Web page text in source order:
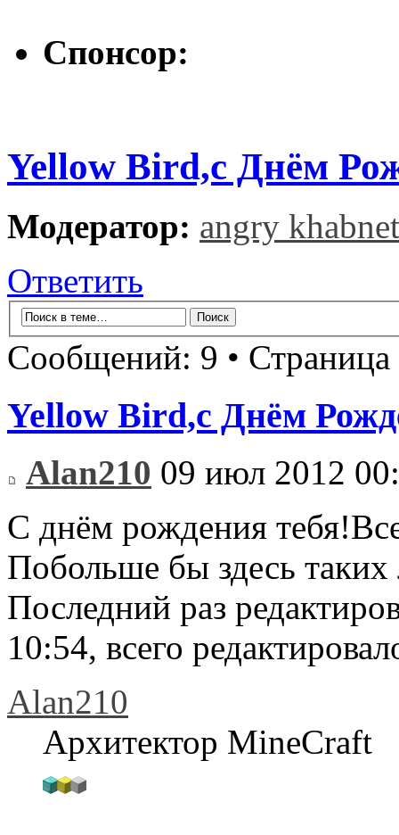
Спонсор:
Yellow Bird,с Днём
Модератор: angry khabnet
Ответить
Сообщений: 9 • Страница
Yellow Bird,с Днём
Alan210 09 июл 2012
С днём рождения
Побольше бы здесь
Последний раз
10:54, всего
Alan210
Архитектор MineCraft